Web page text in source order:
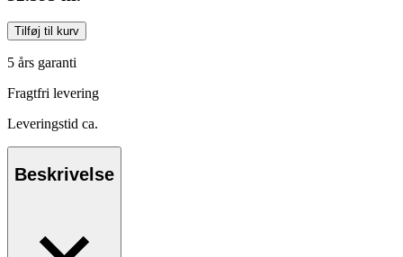
Tilføj til kurv
5 års garanti
Fragtfri levering
Leveringstid ca.
Beskrivelse